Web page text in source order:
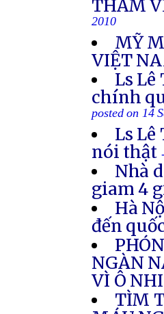
THĂM
2010
MỸ
VIỆT
Ls
chính
posted on 14
Ls Lê
nói thật
Nhà
giam 4
Hà
đến
NGÀN
VÌ Ô
TÌM